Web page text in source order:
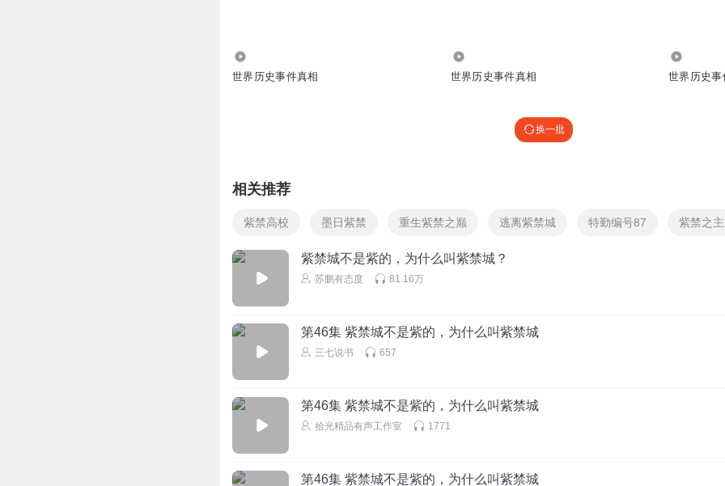
世界历史事件真相 世界历史事件真相 世界历史事
换一批
相关推荐
紫禁高校 墨日紫禁 重生紫禁之巅 逃离紫禁城 特勤编号87 紫禁之主
紫禁城不是紫的，为什么叫紫禁城？
苏鹏有态度 81.16万
第46集 紫禁城不是紫的，为什么叫紫禁城
三七说书 657
第46集 紫禁城不是紫的，为什么叫紫禁城
拾光精品有声工作室 1771
第46集 紫禁城不是紫的，为什么叫紫禁城